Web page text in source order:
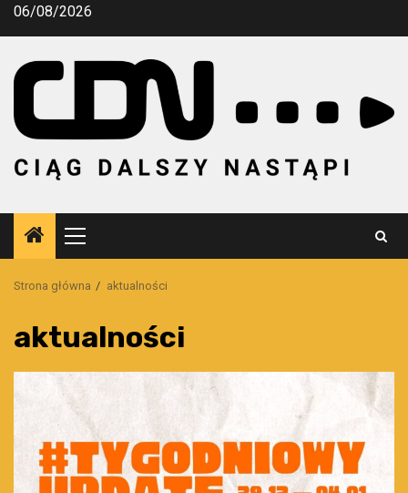
Przejdź
06/08/2026
Menu
główne
Strona główna aktualności
aktualności